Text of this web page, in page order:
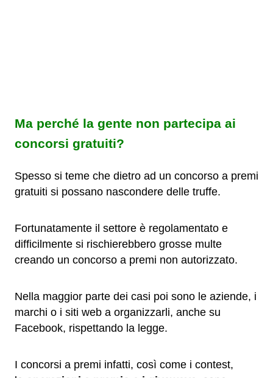
Ma perché la gente non partecipa ai
concorsi gratuiti?
Spesso si teme che dietro ad un concorso a premi
gratuiti si possano nascondere delle truffe.
Fortunatamente il settore è regolamentato e
difficilmente si rischierebbero grosse multe
creando un concorso a premi non autorizzato.
Nella maggior parte dei casi poi sono le aziende, i
marchi o i siti web a organizzarli, anche su
Facebook, rispettando la legge.
I concorsi a premi infatti, così come i contest,